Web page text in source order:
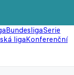
BundesligaSerie
ligaKonferenční